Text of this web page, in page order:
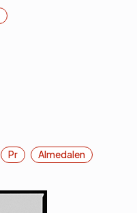
Pr Almedalen